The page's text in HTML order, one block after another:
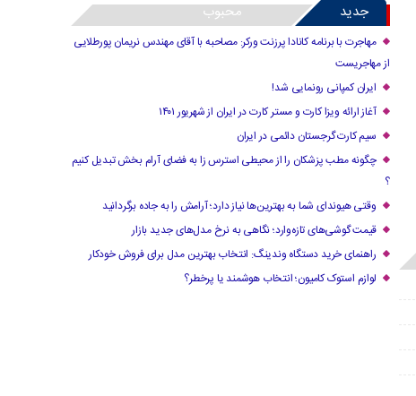
جدید محبوب
مهاجرت با برنامه کانادا پرزنت ورکر: مصاحبه با آقای مهندس نریمان پورطلایی
از مهاجریست
ایران کمپانی رونمایی شد!
آغاز ارائه ویزا کارت و مستر کارت در ایران از شهریور ۱۴۰۱
سیم کارت گرجستان دائمی در ایران
چگونه مطب پزشکان را از محیطی استرس زا به فضای آرام بخش تبدیل کنیم
؟
وقتی هیوندای شما به بهترین‌ها نیاز دارد؛ آرامش را به جاده برگردانید
قیمت گوشی‌های تازه‌وارد؛ نگاهی به نرخ مدل‌های جدید بازار
راهنمای خرید دستگاه وندینگ: انتخاب بهترین مدل برای فروش خودکار
لوازم استوک کامیون؛ انتخاب هوشمند یا پرخطر؟